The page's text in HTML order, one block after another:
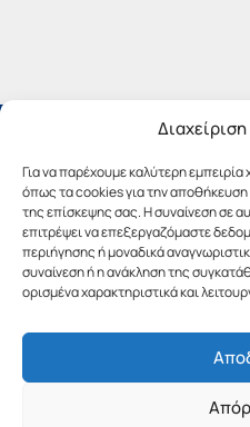
Για να παρέχουμε καλύτερη
όπως τα cookies για την
της επίσκεψης σας. Η συναίνεση σε
επιτρέψει να επεξεργαζόμαστε
περιήγησης ή μοναδικά
συναίνεση ή η ανάκληση της
ορισμένα χαρακτηριστικά και
Copyright © 2019
Σχεδιασμός &